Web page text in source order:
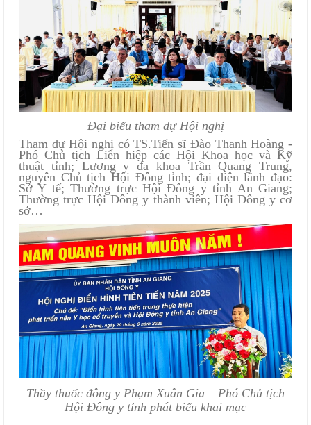
Đại biểu tham dự Hội nghị
Tham dự Hội nghị có TS.Tiến sĩ Đào Thanh Hoàng -
Phó Chủ tịch Liên hiệp các Hội Khoa học và Kỹ
thuật tỉnh; Lương y đa khoa Trần Quang Trung,
nguyên Chủ tịch Hội Đông tỉnh; đại diện lãnh đạo:
Sở Y tế; Thường trực Hội Đông y tỉnh An Giang;
Thường trực Hội Đông y thành viên; Hội Đông y cơ
sở…
Thầy thuốc đông y Phạm Xuân Gia – Phó Chủ tịch
Hội Đông y tỉnh phát biểu khai mạc